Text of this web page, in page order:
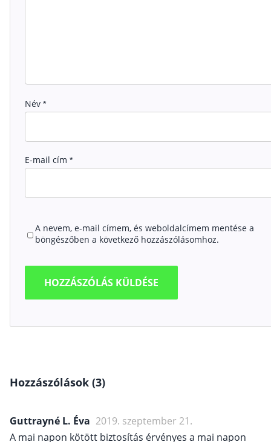
Név *
E-mail cím *
A nevem, e-mail címem, és weboldalcímem mentése a
böngészőben a következő hozzászólásomhoz.
Hozzászólások (3)
Guttrayné L. Éva 2019. szeptember 21.
A mai napon kötött biztosítás érvényes a mai napon